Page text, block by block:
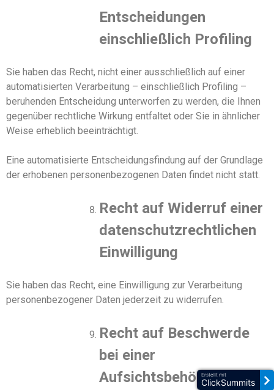
Entscheidungen
einschließlich Profiling
Sie haben das Recht, nicht einer ausschließlich auf einer
automatisierten Verarbeitung – einschließlich Profiling –
beruhenden Entscheidung unterworfen zu werden, die Ihnen
gegenüber rechtliche Wirkung entfaltet oder Sie in ähnlicher
Weise erheblich beeinträchtigt.
Eine automatisierte Entscheidungsfindung auf der Grundlage
der erhobenen personenbezogenen Daten findet nicht statt.
Recht auf Widerruf einer
datenschutzrechtlichen
Einwilligung
Sie haben das Recht, eine Einwilligung zur Verarbeitung
personenbezogener Daten jederzeit zu widerrufen.
Recht auf Beschwerde
bei einer
Aufsichtsbehörde
Erstellt mit
ClickSummits